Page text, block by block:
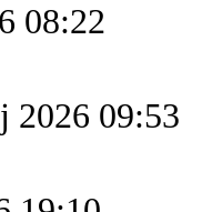
08:22
2026 09:53